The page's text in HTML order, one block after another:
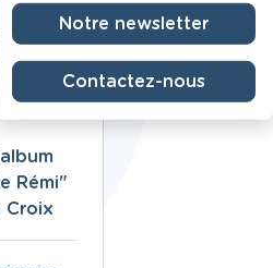
Rémi"
Croix
Notre newsletter
Contactez-nous